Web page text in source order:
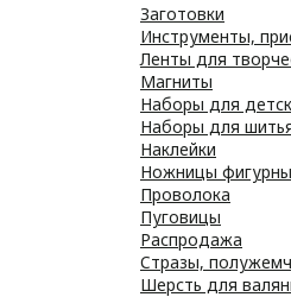
Заготовки
Инструменты,
Ленты для
Магниты
Наборы для
Наборы для
Наклейки
Ножницы
Проволока
Пуговицы
Распродажа
Стразы,
Шерсть для